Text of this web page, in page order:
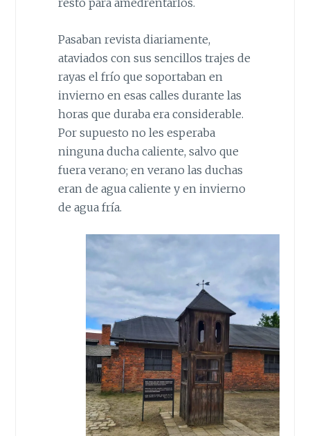
resto para amedrentarlos.
Pasaban revista diariamente,
ataviados con sus sencillos trajes de
rayas el frío que soportaban en
invierno en esas calles durante las
horas que duraba era considerable.
Por supuesto no les esperaba
ninguna ducha caliente, salvo que
fuera verano; en verano las duchas
eran de agua caliente y en invierno
de agua fría.